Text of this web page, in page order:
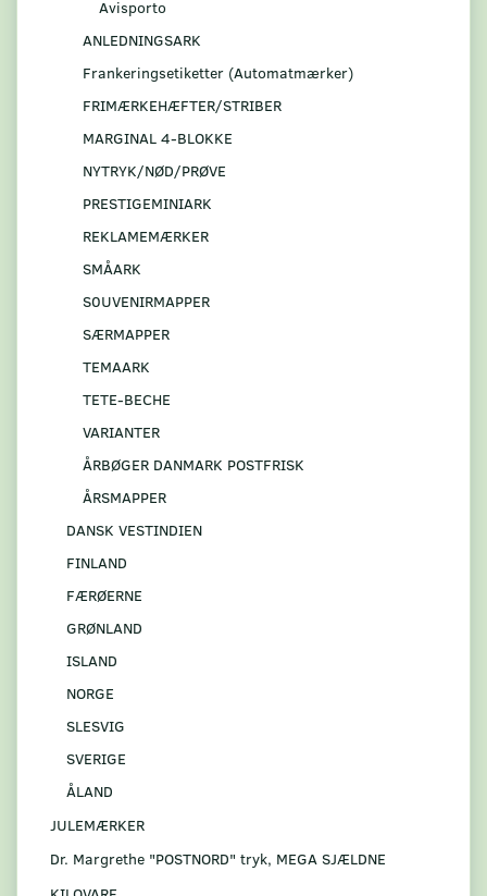
Avisporto
ANLEDNINGSARK
Frankeringsetiketter (Automatmærker)
FRIMÆRKEHÆFTER/STRIBER
MARGINAL 4-BLOKKE
NYTRYK/NØD/PRØVE
PRESTIGEMINIARK
REKLAMEMÆRKER
SMÅARK
S0UVENIRMAPPER
SÆRMAPPER
TEMAARK
TETE-BECHE
VARIANTER
ÅRBØGER DANMARK POSTFRISK
ÅRSMAPPER
DANSK VESTINDIEN
FINLAND
FÆRØERNE
GRØNLAND
ISLAND
NORGE
SLESVIG
SVERIGE
ÅLAND
JULEMÆRKER
Dr. Margrethe "POSTNORD" tryk, MEGA SJÆLDNE